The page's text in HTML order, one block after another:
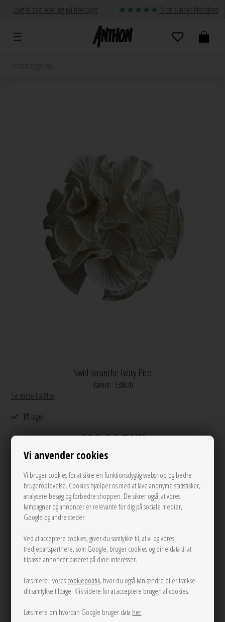
Vi anvender cookies
Vi bruger cookies for at sikre en funktionsdygtig webshop og bedre
brugeroplevelse. Cookies hjælper os med at lave anonyme statistikker,
analysere besøg og forbedre shoppen. De sikrer også, at vores
kampagner og annoncer er relevante for dig på sociale medier,
Google og andre steder.
Ved at acceptere cookies, giver du samtykke til, at vi og vores
tredjepartspartnere, som Google, bruger cookies og dine data til at
tilpasse annoncer baseret på dine interesser.
Læs mere i vores cookiepolitik, hvor du også kan ændre eller trække
dit samtykke tilbage. Klik videre for at acceptere brugen af cookies.
Læs mere om hvordan Google bruger data her.
Dag til dag levering på hverdage Stor kundetilfredshed
Swirl scrunche Ivory Pico
Varenr.: 130870
Se mere fra Pico
På lager
100,00DKK
Andre varianter
LÆG I KURVEN
Tilføj til Ønskeskyen